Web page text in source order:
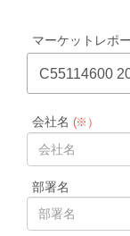
マーケットレポ
C55114600
会社名 (※）
部署名